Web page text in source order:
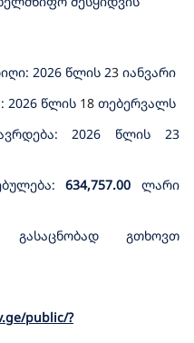
2026 წლის 23 იანვარი
2026 წლის 18 თებერვალს
2026 წლის 23
634,757.00 ლარი
გასაცნობად გთხოვთ
public/?